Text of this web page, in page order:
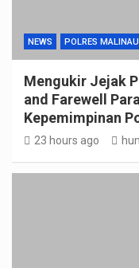
NEWS POLRES MALINAU
Mengukir Jejak
and Farewell
Kepemimpinan
23 hours ago